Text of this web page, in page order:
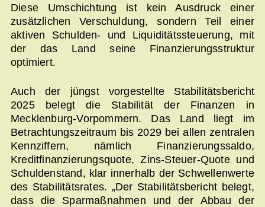
Diese Umschichtung ist kein Ausdruck einer
zusätzlichen Verschuldung, sondern Teil einer
aktiven Schulden- und Liquiditätssteuerung, mit
der das Land seine Finanzierungsstruktur
optimiert.
Auch der jüngst vorgestellte Stabilitätsbericht
2025 belegt die Stabilität der Finanzen in
Mecklenburg-Vorpommern. Das Land liegt im
Betrachtungszeitraum bis 2029 bei allen zentralen
Kennziffern, nämlich Finanzierungssaldo,
Kreditfinanzierungsquote, Zins-Steuer-Quote und
Schuldenstand, klar innerhalb der Schwellenwerte
des Stabilitätsrates. „Der Stabilitätsbericht belegt,
dass die Sparmaßnahmen und der Abbau der